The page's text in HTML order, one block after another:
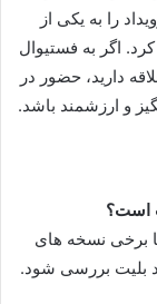
را به یکی از
اگر به فستیوال
دارید، حضور در
و ارزشمند باشد.
است؟
برخی نسخه های
بلیت بررسی شود.